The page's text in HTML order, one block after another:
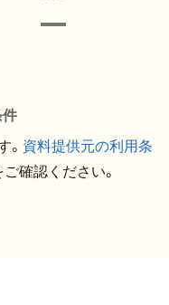
。 資料提供元の利用条
ご確認ください。